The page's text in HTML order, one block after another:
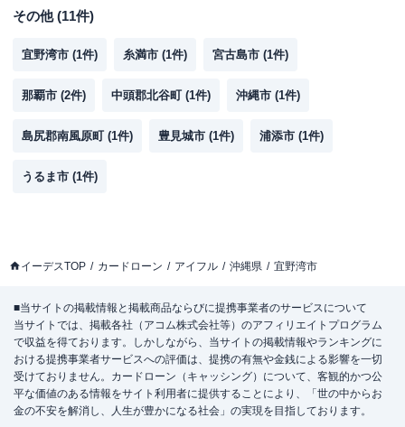
その他(11件)
宜野湾市 (1件) 糸満市 (1件) 宮古島市 (1件)
那覇市 (2件) 中頭郡北谷町 (1件) 沖縄市 (1件)
島尻郡南風原町 (1件) 豊見城市 (1件) 浦添市 (1件)
うるま市 (1件)
イーデスTOP カードローン アイフル 沖縄県 宜野湾市
■当サイトの掲載情報と掲載商品ならびに提携事業者のサービスについて
当サイトでは、掲載各社（アコム株式会社等）のアフィリエイトプログラム
で収益を得ております。しかしながら、当サイトの掲載情報やランキングに
おける提携事業者サービスへの評価は、提携の有無や金銭による影響を一切
受けておりません。カードローン（キャッシング）について、客観的かつ公
平な価値のある情報をサイト利用者に提供することにより、「世の中からお
金の不安を解消し、人生が豊かになる社会」の実現を目指しております。